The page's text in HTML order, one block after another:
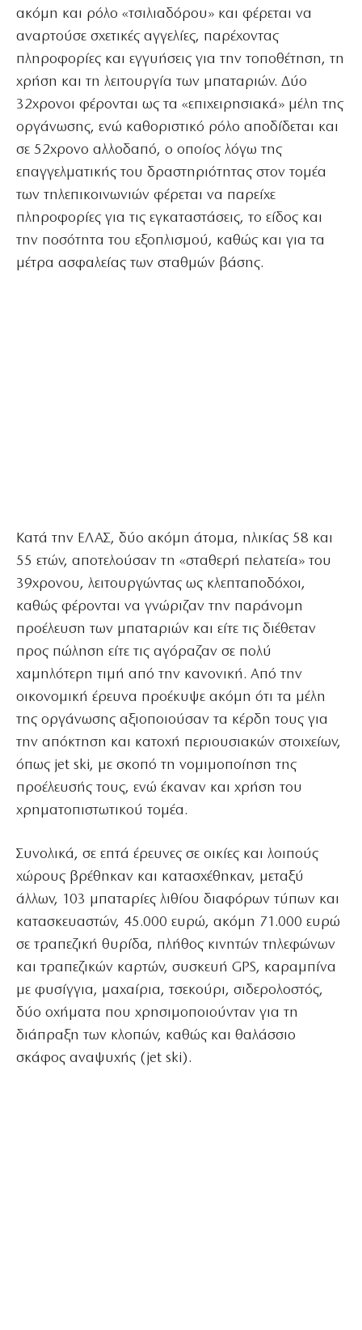
ακόμη και ρόλο «τσιλιαδόρου» και φέρεται να
αναρτούσε σχετικές αγγελίες, παρέχοντας
πληροφορίες και εγγυήσεις για την τοποθέτηση, τη
χρήση και τη λειτουργία των μπαταριών. Δύο
32χρονοι φέρονται ως τα «επιχειρησιακά» μέλη της
οργάνωσης, ενώ καθοριστικό ρόλο αποδίδεται και
σε 52χρονο αλλοδαπό, ο οποίος λόγω της
επαγγελματικής του δραστηριότητας στον τομέα
των τηλεπικοινωνιών φέρεται να παρείχε
πληροφορίες για τις εγκαταστάσεις, το είδος και
την ποσότητα του εξοπλισμού, καθώς και για τα
μέτρα ασφαλείας των σταθμών βάσης.
Κατά την ΕΛΑΣ, δύο ακόμη άτομα, ηλικίας 58 και
55 ετών, αποτελούσαν τη «σταθερή πελατεία» του
39χρονου, λειτουργώντας ως κλεπταποδόχοι,
καθώς φέρονται να γνώριζαν την παράνομη
προέλευση των μπαταριών και είτε τις διέθεταν
προς πώληση είτε τις αγόραζαν σε πολύ
χαμηλότερη τιμή από την κανονική. Από την
οικονομική έρευνα προέκυψε ακόμη ότι τα μέλη
της οργάνωσης αξιοποιούσαν τα κέρδη τους για
την απόκτηση και κατοχή περιουσιακών στοιχείων,
όπως jet ski, με σκοπό τη νομιμοποίηση της
προέλευσής τους, ενώ έκαναν και χρήση του
χρηματοπιστωτικού τομέα.
Συνολικά, σε επτά έρευνες σε οικίες και λοιπούς
χώρους βρέθηκαν και κατασχέθηκαν, μεταξύ
άλλων, 103 μπαταρίες λιθίου διαφόρων τύπων και
κατασκευαστών, 45.000 ευρώ, ακόμη 71.000 ευρώ
σε τραπεζική θυρίδα, πλήθος κινητών τηλεφώνων
και τραπεζικών καρτών, συσκευή GPS, καραμπίνα
με φυσίγγια, μαχαίρια, τσεκούρι, σιδερολοστός,
δύο οχήματα που χρησιμοποιούνταν για τη
διάπραξη των κλοπών, καθώς και θαλάσσιο
σκάφος αναψυχής (jet ski).